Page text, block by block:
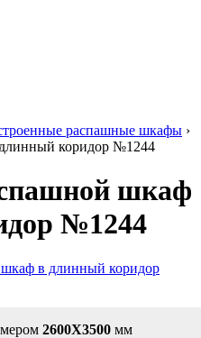
распашные шкафы ›
коридор №1244
шкаф
№1244
2600Х3500мм